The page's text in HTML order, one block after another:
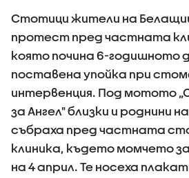
Стотици жители на
протест пред частната
която почина 6-годишното
поставена упойка при
интервенция. Под мотото
за Ангел" близки и роднини
събраха пред частната
клиника, където момчето
на 4 април. Те носеха